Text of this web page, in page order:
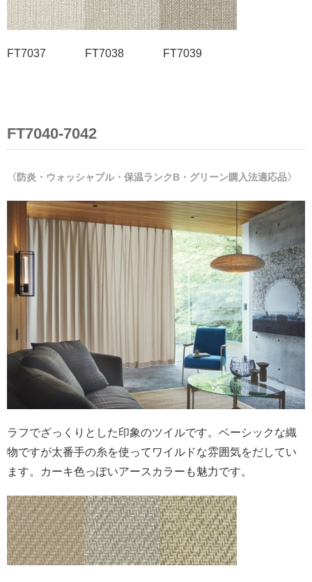
FT7037 FT7038 FT7039
FT7040-7042
〈防炎・ウォッシャブル・保温ランクB・グリーン購入法適応品〉
ラフでざっくりとした印象のツイルです。ベーシックな織
物ですが太番手の糸を使ってワイルドな雰囲気をだしてい
ます。カーキ色っぽいアースカラーも魅力です。